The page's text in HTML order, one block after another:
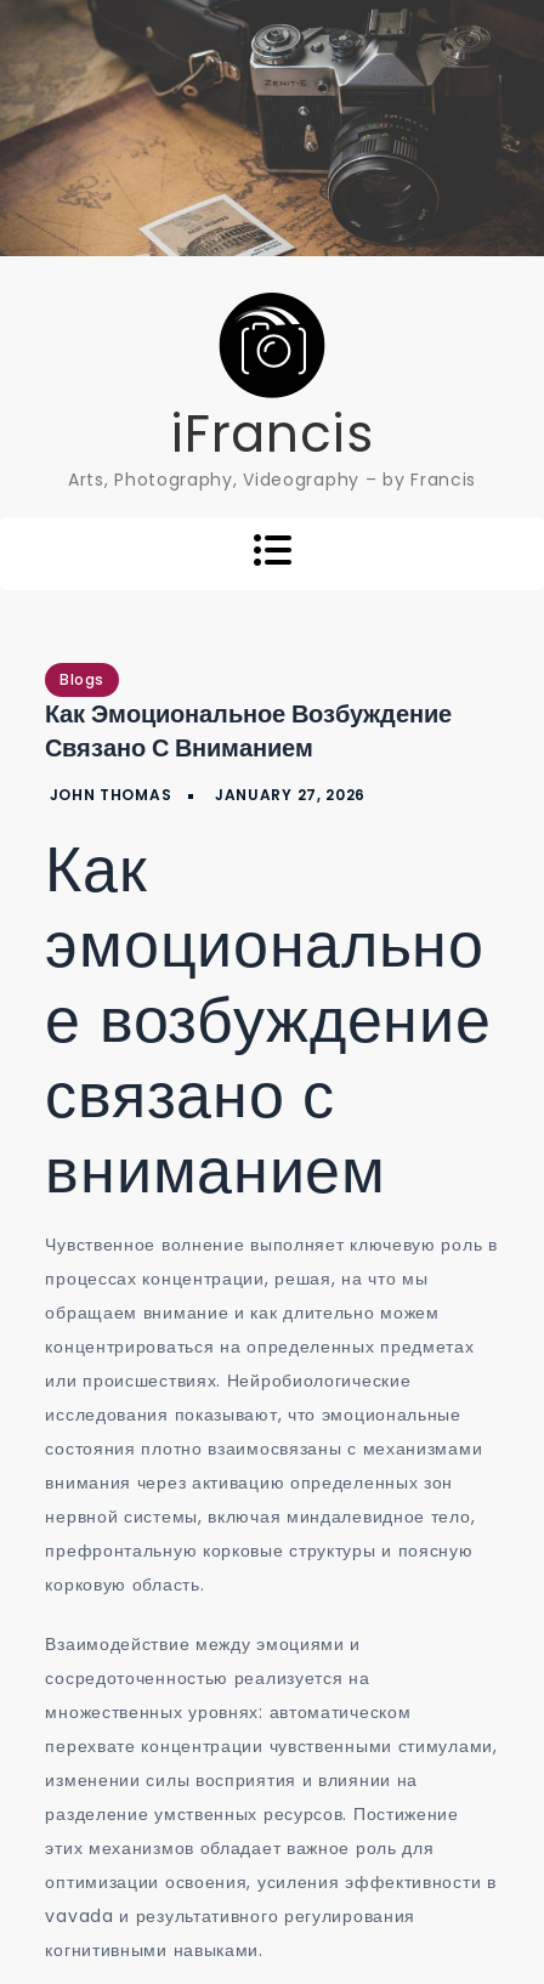
to
content
iFrancis
Arts, Photography, Videography – by Francis
Blogs
Как Эмоциональное Возбуждение
Связано С Вниманием
Как
эмоционально
е возбуждение
связано с
вниманием
Чувственное волнение выполняет ключевую роль в
процессах концентрации, решая, на что мы
обращаем внимание и как длительно можем
концентрироваться на определенных предметах
или происшествиях. Нейробиологические
исследования показывают, что эмоциональные
состояния плотно взаимосвязаны с механизмами
внимания через активацию определенных зон
нервной системы, включая миндалевидное тело,
префронтальную корковые структуры и поясную
корковую область.
Взаимодействие между эмоциями и
сосредоточенностью реализуется на
множественных уровнях: автоматическом
перехвате концентрации чувственными стимулами,
изменении силы восприятия и влиянии на
разделение умственных ресурсов. Постижение
этих механизмов обладает важное роль для
оптимизации освоения, усиления эффективности в
vavada и результативного регулирования
когнитивными навыками.